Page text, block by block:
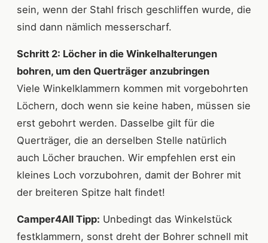
sein, wenn der Stahl frisch geschliffen wurde, die
sind dann nämlich messerscharf.
Schritt 2: Löcher in die Winkelhalterungen
bohren, um den Querträger anzubringen
Viele Winkelklammern kommen mit vorgebohrten
Löchern, doch wenn sie keine haben, müssen sie
erst gebohrt werden. Dasselbe gilt für die
Querträger, die an derselben Stelle natürlich
auch Löcher brauchen. Wir empfehlen erst ein
kleines Loch vorzubohren, damit der Bohrer mit
der breiteren Spitze halt findet!
Camper4All Tipp: Unbedingt das Winkelstück
festklammern, sonst dreht der Bohrer schnell mit